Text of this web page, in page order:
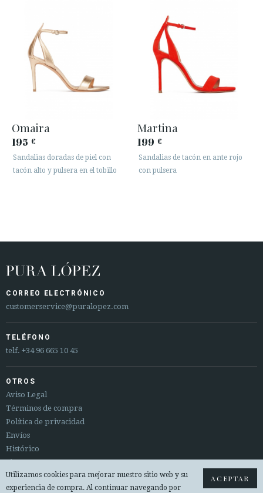
Omaira
195 €
Sandalias doradas de piel con
tacón alto y pulsera en el tobillo
Martina
199 €
Sandalias de tacón en ante rojo
con pulsera
CORREO ELECTRÓNICO
customerservice@puralopez.com
TELÉFONO
telf. +34 96 665 10 45
OTROS
Aviso Legal
Términos de compra
Política de privacidad
Envíos
Histórico
Sitemap
Cambios y devoluciones
ACEPTAR
Utilizamos cookies para mejorar nuestro sitio web y su
experiencia de compra. Al continuar navegando por